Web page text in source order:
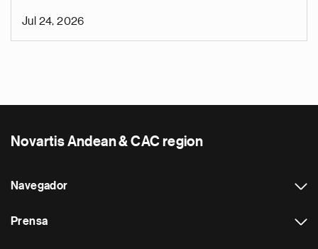
Jul 24, 2026
Novartis Andean & CAC region
Navegador
Prensa